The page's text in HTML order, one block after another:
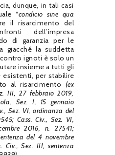
dunque, in tali casi
“condicio sine qua
il risarcimento del
dell’impresa
di garanzia per le
giacché la suddetta
ignoti è solo un
insieme a tutti gli
per stabilire
al risarcimento (ex
III, 27 febbraio 2019,
Sez. I, 15 gennaio
Sez. VI, ordinanza del
Cass. Civ., Sez. VI,
2016, n. 27541;
del 4 novembre
Civ., Sez. III, sentenza